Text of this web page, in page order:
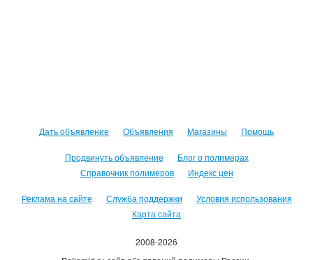
Дать объявление Объявления Магазины Помощь
Продвинуть объявление
Блог о полимерах
Справочник полимеров
Индекс цен
Реклама на сайте Служба поддержки
Условия использования
Карта сайта
2008-2026